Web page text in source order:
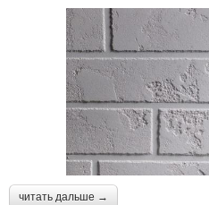
читать дальше →